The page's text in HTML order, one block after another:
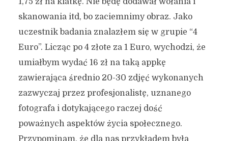
skanowania itd, bo zaciemnimy obraz. Jako
uczestnik badania znalazłem się w grupie “4
Euro”. Licząc po 4 złote za 1 Euro, wychodzi, że
umiałbym wydać 16 zł na taką appkę
zawierająca średnio 20-30 zdjęć wykonanych
zazwyczaj przez profesjonalistę, uznanego
fotografa i dotykającego raczej dość
poważnych aspektów życia społecznego.
Przypominam, że dla nas przykładem była